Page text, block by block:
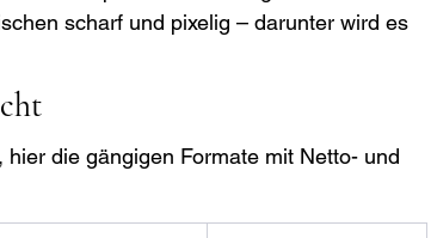
scharf und pixelig – darunter wird es
die gängigen Formate mit Netto- und